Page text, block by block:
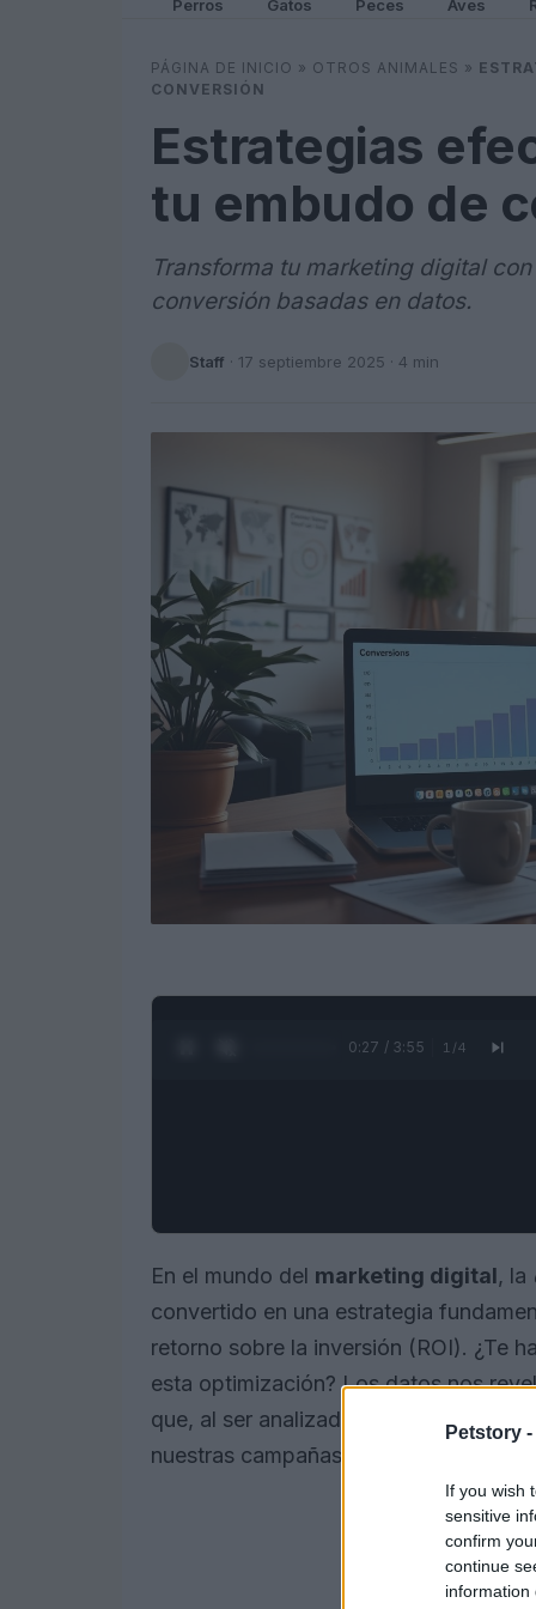
Petstory -
If you wish
sensitive
confirm
continue
information
Perros Gatos Peces Aves
PÁGINA DE INICIO » OTROS ANIMALES »
CONVERSIÓN
Estrategias
tu embudo de
Transforma tu marketing digital
conversión basadas en datos.
Staff · 17 septiembre 2025 · 4 min
0:28 / 3:55 1 /4
En el mundo del marketing digital, la
convertido en una estrategia
retorno sobre la inversión (ROI). ¿Te
esta optimización? Los datos nos
que, al ser analizados
nuestras campañas.